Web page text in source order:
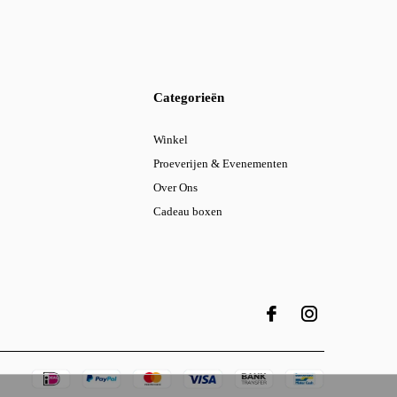
Categorieën
Winkel
Proeverijen & Evenementen
Over Ons
Cadeau boxen